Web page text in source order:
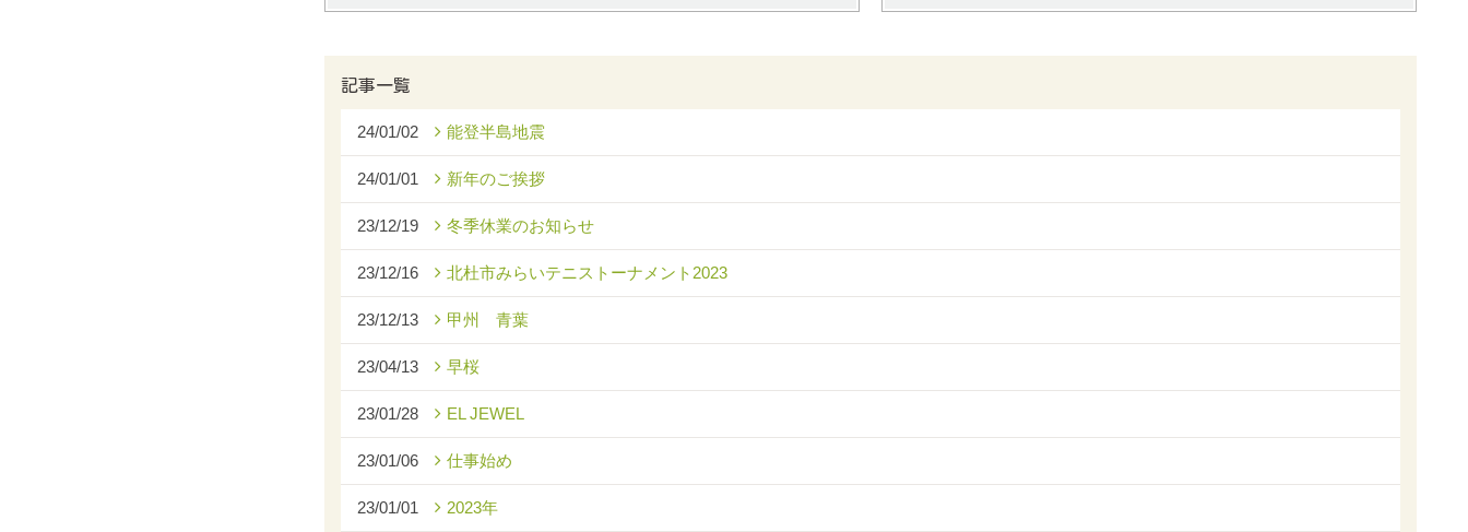
記事一覧
24/01/02 能登半島地震
24/01/01 新年のご挨拶
23/12/19 冬季休業のお知らせ
23/12/16 北杜市みらいテニストーナメント2023
23/12/13 甲州 青葉
23/04/13 早桜
23/01/28 EL JEWEL
23/01/06 仕事始め
23/01/01 2023年